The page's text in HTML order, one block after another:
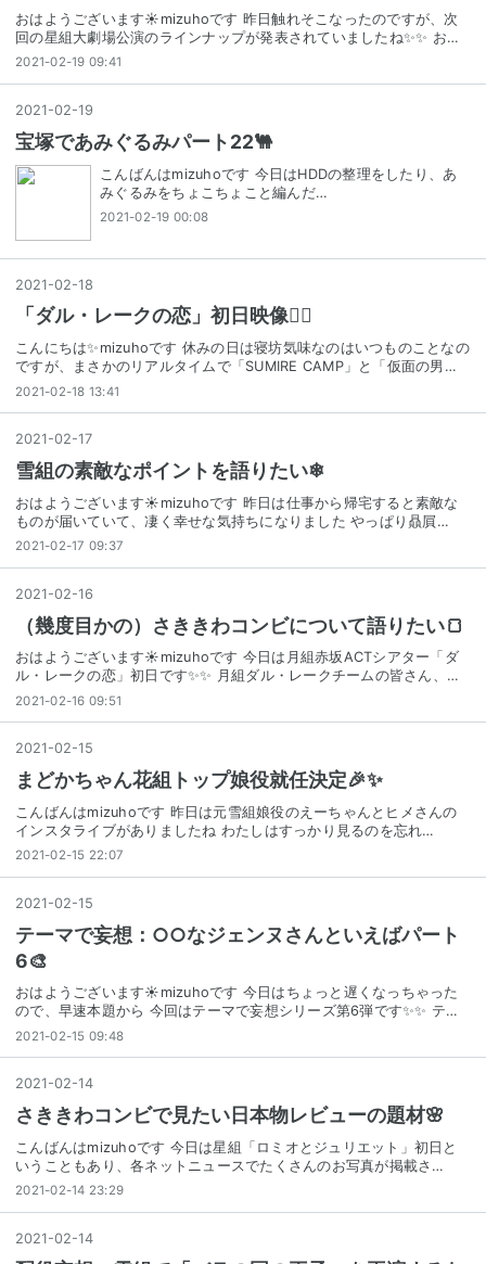
おはようございます☀mizuhoです 昨日触れそこなったのですが、次
回の星組大劇場公演のラインナップが発表されていましたね✨✨ お…
2021-02-19 09:41
2021 -02-19
宝塚であみぐるみパート22🐫
こんばんはmizuhoです 今日はHDDの整理をしたり、あ
みぐるみをちょこちょこと編んだ…
2021-02-19 00:08
2021-02-18
「ダル・レークの恋」初日映像👳‍♀️
こんにちは✨mizuhoです 休みの日は寝坊気味なのはいつものことなの
ですが、まさかのリアルタイムで「SUMIRE CAMP」と「仮面の男…
2021-02-18 13:41
2021 -02-17
雪組の素敵なポイントを語りたい❄
おはようございます☀mizuhoです 昨日は仕事から帰宅すると素敵な
ものが届いていて、凄く幸せな気持ちになりました やっぱり贔屓…
2021-02-17 09:37
2021-02-16
（幾度目かの）さききわコンビについて語りたい🍞
おはようございます☀mizuhoです 今日は月組赤坂ACTシアター「ダ
ル・レークの恋」初日です✨✨ 月組ダル・レークチームの皆さん、…
2021-02-16 09:51
2021 -02-15
まどかちゃん花組トップ娘役就任決定🎉✨
こんばんはmizuhoです 昨日は元雪組娘役のえーちゃんとヒメさんの
インスタライブがありましたね わたしはすっかり見るのを忘れ…
2021-02-15 22:07
2021 -02-15
テーマで妄想：○○なジェンヌさんといえばパート
6🎨
おはようございます☀mizuhoです 今日はちょっと遅くなっちゃった
ので、早速本題から 今回はテーマで妄想シリーズ第6弾です✨✨ テ…
2021-02-15 09:48
2021 -02-14
さききわコンビで見たい日本物レビューの題材🌸
こんばんはmizuhoです 今日は星組「ロミオとジュリエット」初日と
いうこともあり、各ネットニュースでたくさんのお写真が掲載さ…
2021-02-14 23:29
2021 -02-14